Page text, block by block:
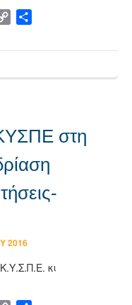
Copy
στη
2016
κι